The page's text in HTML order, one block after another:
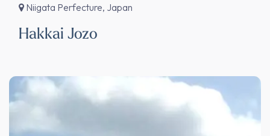
Niigata Perfecture, Japan
Hakkai Jozo